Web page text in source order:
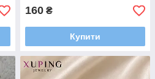
160 ₴
Купити